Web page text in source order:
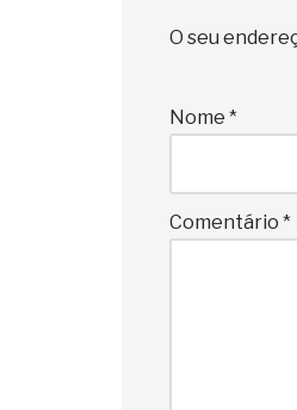
O seu
Nome *
Comentário *